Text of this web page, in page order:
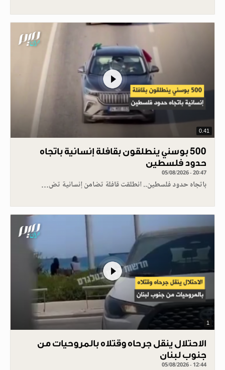
0.41
500 بوسني ينطلقون بقافلة إنسانية باتجاه
حدود فلسطين
05/08/2026 - 20:47
باتجاه حدود فلسطين.. انطلقت قافلة تضامن إنسانية تض…
1
الاحتلال ينقل جرحاه وقتلاه بالمروحيات من
جنوب لبنان
05/08/2026 - 12:44